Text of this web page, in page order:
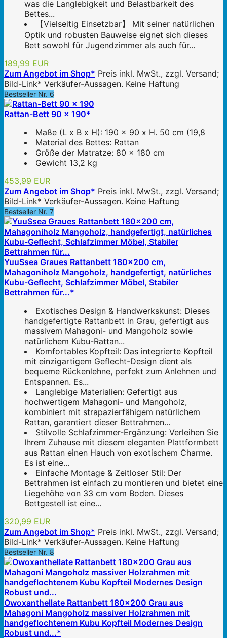
was die Langlebigkeit und Belastbarkeit des
Bettes...
【Vielseitig Einsetzbar】 Mit seiner natürlichen
Optik und robusten Bauweise eignet sich dieses
Bett sowohl für Jugendzimmer als auch für...
189,99 EUR
Zum Angebot im Shop* Preis inkl. MwSt., zzgl. Versand;
Bild-Link* Verkäufer-Aussagen. Keine Haftung
Bestseller Nr. 6
Rattan-Bett 90 x 190*
Maße (L x B x H): 190 x 90 x H. 50 cm (19,8
Material des Bettes: Rattan
Größe der Matratze: 80 x 180 cm
Gewicht 13,2 kg
453,99 EUR
Zum Angebot im Shop* Preis inkl. MwSt., zzgl. Versand;
Bild-Link* Verkäufer-Aussagen. Keine Haftung
Bestseller Nr. 7
YuuSsea Graues Rattanbett 180x200 cm,
Mahagoniholz Mangoholz, handgefertigt, natürliches
Kubu-Geflecht, Schlafzimmer Möbel, Stabiler
Bettrahmen für...*
Exotisches Design & Handwerkskunst: Dieses
handgefertigte Rattanbett in Grau, gefertigt aus
massivem Mahagoni- und Mangoholz sowie
natürlichem Kubu-Rattan...
Komfortables Kopfteil: Das integrierte Kopfteil
mit einzigartigem Geflecht-Design dient als
bequeme Rückenlehne, perfekt zum Anlehnen und
Entspannen. Es...
Langlebige Materialien: Gefertigt aus
hochwertigem Mahagoni- und Mangoholz,
kombiniert mit strapazierfähigem natürlichem
Rattan, garantiert dieser Bettrahmen...
Stilvolle Schlafzimmer-Ergänzung: Verleihen Sie
Ihrem Zuhause mit diesem eleganten Plattformbett
aus Rattan einen Hauch von exotischem Charme.
Es ist eine...
Einfache Montage & Zeitloser Stil: Der
Bettrahmen ist einfach zu montieren und bietet eine
Liegehöhe von 33 cm vom Boden. Dieses
Bettgestell ist eine...
320,99 EUR
Zum Angebot im Shop* Preis inkl. MwSt., zzgl. Versand;
Bild-Link* Verkäufer-Aussagen. Keine Haftung
Bestseller Nr. 8
Owoxanthellate Rattanbett 180x200 Grau aus
Mahagoni Mangoholz massiver Holzrahmen mit
handgeflochtenem Kubu Kopfteil Modernes Design
Robust und...*